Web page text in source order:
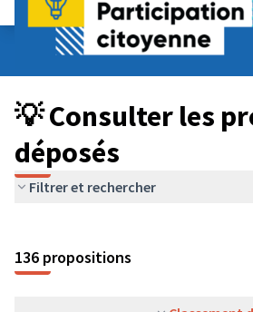
Budget Participatif JEUNESSE 2024
💡 Consulter les projets déposés
💡 Consulter les
déposés
Filtrer et rechercher
136 propositions